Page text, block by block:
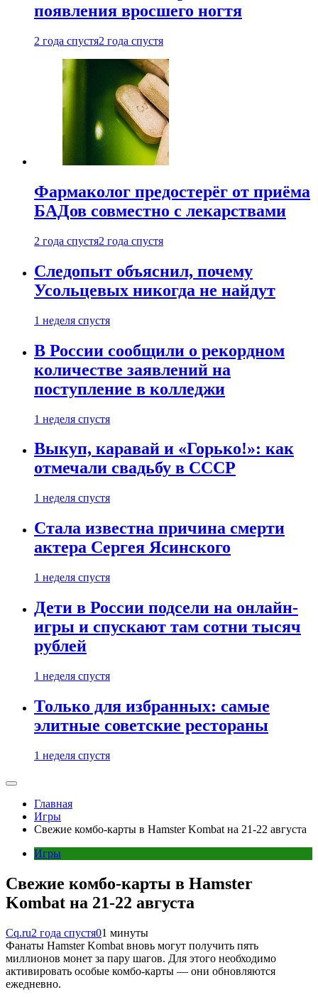
появления вросшего ногтя
2 года спустя2 года спустя
Фармаколог предостерёг от приёма
БАДов совместно с лекарствами
2 года спустя2 года спустя
Следопыт объяснил, почему
Усольцевых никогда не найдут
1 неделя спустя
В России сообщили о рекордном
количестве заявлений на
поступление в колледжи
1 неделя спустя
Выкуп, каравай и «Горько!»: как
отмечали свадьбу в СССР
1 неделя спустя
Стала известна причина смерти
актера Сергея Ясинского
1 неделя спустя
Дети в России подсели на онлайн-
игры и спускают там сотни тысяч
рублей
1 неделя спустя
Только для избранных: самые
элитные советские рестораны
1 неделя спустя
Главная
Игры
Свежие комбо-карты в Hamster Kombat на 21-22 августа
Игры
Свежие комбо-карты в Hamster
Kombat на 21-22 августа
Cq.ru2 года спустя01 минуты
Фанаты Hamster Kombat вновь могут получить пять
миллионов монет за пару шагов. Для этого необходимо
активировать особые комбо-карты — они обновляются
ежедневно.